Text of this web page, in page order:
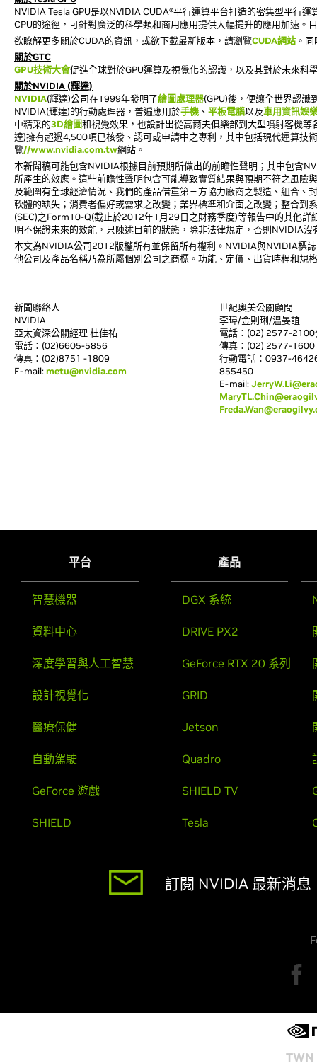
NVIDIA Tesla GPU是以NVIDIA CUDA®平行運算平台打造的密集型平行
CPU的途徑，可針對廣泛的科學類和商用應用提供大幅提升的應用加速。
欲瞭解更多關於CUDA的資訊，或欲下載最新版本，請瀏覽CUDA網站 。
關於GTC
GPU技術大會促進全球對於GPU運算及視覺化的認識，以及其對於未來
關於NVIDIA (輝達)
NVIDIA(輝達)公司在1999年發明了繪圖處理器(GPU)後，便讓全世界認識
NVIDIA(輝達)的行動處理器，普遍應用於手機 、 平板電腦以及車用資訊娛
中精采的3D繪圖和視覺效果，也設計出從高爾夫俱樂部到大型噴射客機
達)擁有超過4,500項已核發、認可或申請中之專利，其中包括現代運算技
覽//www.nvidia.com.tw網站。
本新聞稿可能包含NVIDIA根據目前預期所做出的前瞻性聲明；其中包含
所產生的效應。這些前瞻性聲明包含可能導致實質結果與預期不符之風
及範圍有全球經濟情況、我們的產品借重第三方協力廠商之製造、組合
軟體的缺失；消費者偏好或需求之改變；業界標準和介面之改變；整合
(SEC)之Form10-Q(截止於2012年1月29日之財務季度)等報告中的其他
明不保證未來的效能，只陳述目前的狀態，除非法律規定，否則NVIDIA
本文為NVIDIA公司2012版權所有並保留所有權利。NVIDIA與NVIDIA標
他公司及產品名稱乃為所屬個別公司之商標。功能、定價、出貨時程和規
新聞聯絡人
NVIDIA
亞太資深公關經理 杜佳祐
電話：(02)6605-5856
傳真：(02)8751 -1809
E-mail:metu@nvidia.com
世紀奧美公關顧問
李瑋/金則琍/溫晏誼
電話：(02) 2577-
傳真：(02) 2577-1600
行動電話：0937-
855450
E-mail:
平台
智慧機器
資料中心
深度學習與人工智慧
設計視覺化
醫療保健
自動駕駛
GeForce 遊戲
SHIELD
產品
DGX 系統
DRIVE PX2
GeForce RTX 20 系列
GRID
Jetson
Quadro
SHIELD TV
Tesla
訂閱 NVIDIA 最新消息